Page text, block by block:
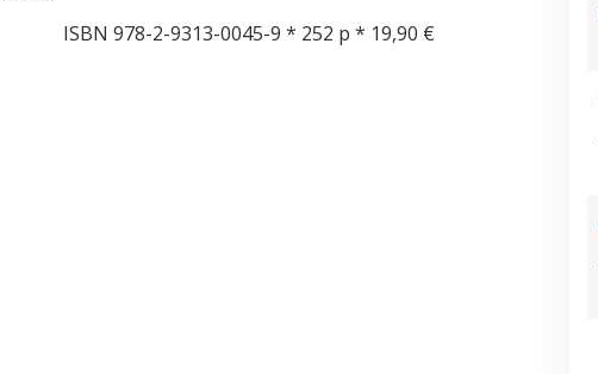
ISBN 978-2-9313-0045-9 * 252 p * 19,90 €